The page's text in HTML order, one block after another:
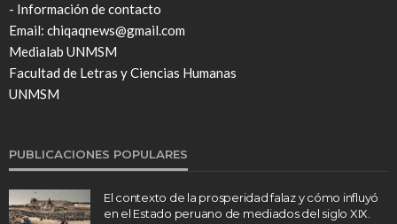
- Información de contacto
Email: chiqaqnews@gmail.com
Medialab UNMSM
Facultad de Letras y Ciencias Humanas
UNMSM
PUBLICACIONES POPULARES
El contexto de la prosperidad falaz y cómo influyó
en el Estado peruano de mediados del siglo XIX.